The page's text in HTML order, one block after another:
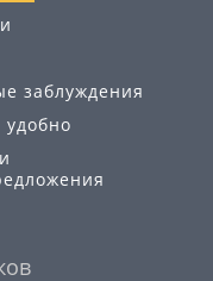
заблуждения